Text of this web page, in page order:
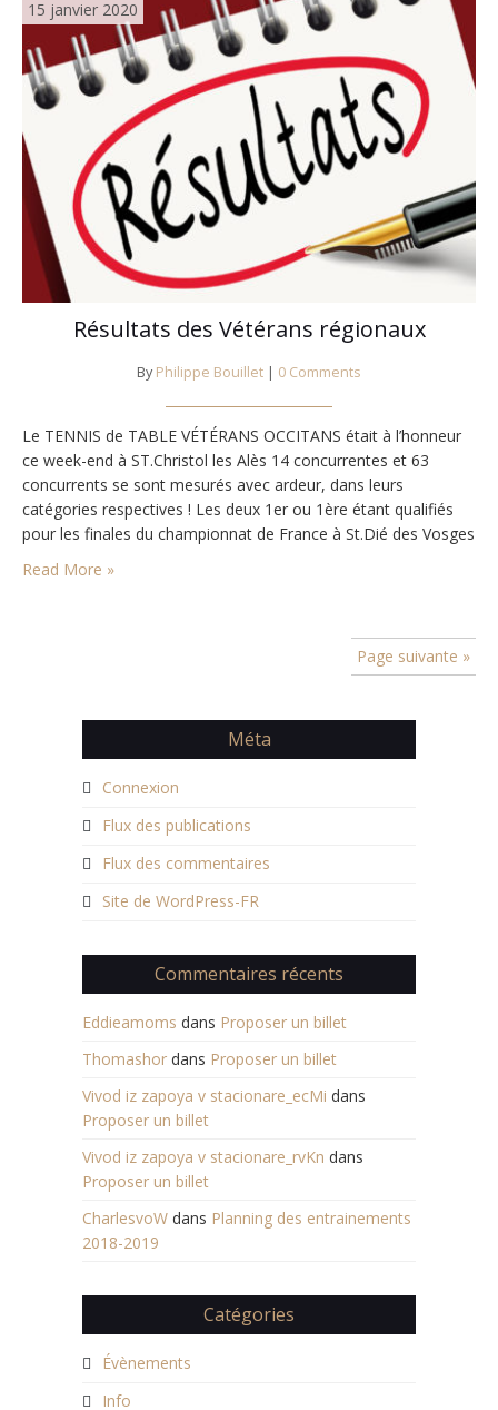
15 janvier 2020
Résultats des Vétérans régionaux
By Philippe Bouillet | 0 Comments
Le TENNIS de TABLE VÉTÉRANS OCCITANS était à l’honneur
ce week-end à ST.Christol les Alès 14 concurrentes et 63
concurrents se sont mesurés avec ardeur, dans leurs
catégories respectives ! Les deux 1er ou 1ère étant qualifiés
pour les finales du championnat de France à St.Dié des Vosges
Chez les Dames en V4 seule la 1ère est qualifiée pour les…
Read More »
Page suivante »
Méta
Connexion
Flux des publications
Flux des commentaires
Site de WordPress-FR
Commentaires récents
Eddieamoms dans Proposer un billet
Thomashor dans Proposer un billet
Vivod iz zapoya v stacionare_ecMi dans
Proposer un billet
Vivod iz zapoya v stacionare_rvKn dans
Proposer un billet
CharlesvoW dans Planning des entrainements
2018-2019
Catégories
Évènements
Info